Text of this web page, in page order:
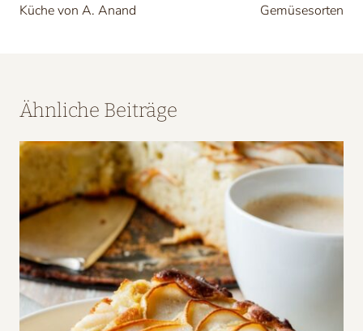
Küche von A. Anand
Gemüsesorten
Ähnliche Beiträge